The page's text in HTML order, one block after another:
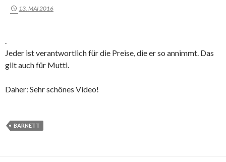
13. MAI 2016
.
Jeder ist verantwortlich für die Preise, die er so annimmt. Das
gilt auch für Mutti.
Daher: Sehr schönes Video!
BARNETT